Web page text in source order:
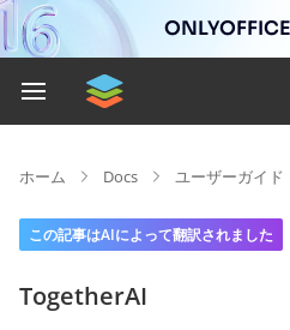
ホーム Docs ユーザーガイド
この記事はAIによって翻訳されました
TogetherAI